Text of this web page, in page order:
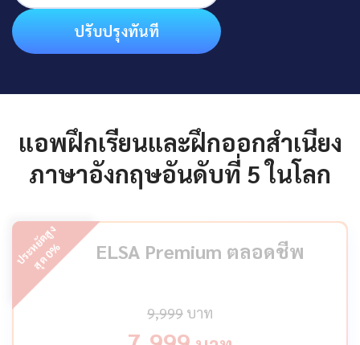
ปรับปรุงทันที
แอพฝึกเรียนและฝึกออกสำเนียง
ภาษาอังกฤษอันดับที่ 5 ในโลก
ป
ร
ะ
ห
ยั
ด
สู
ง
สุ
ด
0
% ELSA Premium ตลอดชีพ
9,999 บาท